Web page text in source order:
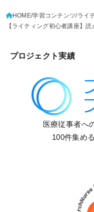
HOME 学習コンテンツ ライ
【ライティング初心者講座】
プロジェクト実績
医療従事者へ
100件集め